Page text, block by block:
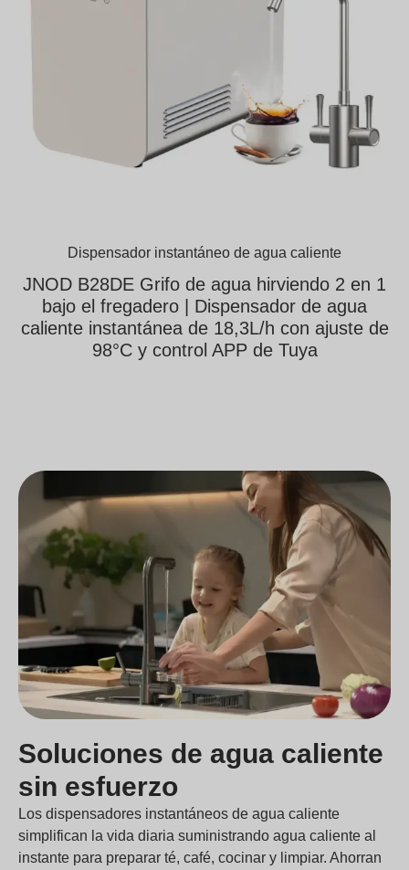
Dispensador instantáneo de agua caliente
JNOD B28DE Grifo de agua hirviendo 2 en 1
bajo el fregadero | Dispensador de agua
caliente instantánea de 18,3L/h con ajuste de
98°C y control APP de Tuya
Soluciones de agua caliente
sin esfuerzo
Los dispensadores instantáneos de agua caliente
simplifican la vida diaria suministrando agua caliente al
instante para preparar té, café, cocinar y limpiar. Ahorran